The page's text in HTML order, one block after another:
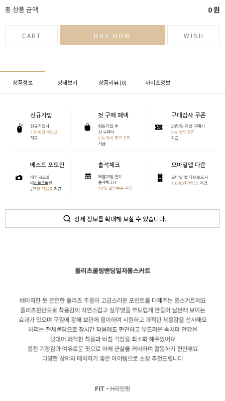
총 상품 금액 0원
CART BUY NOW WISH
상품정보 상세보기 상품리뷰 (0) 사이즈정보
상세 정보를 확대해 보실 수 있습니다.